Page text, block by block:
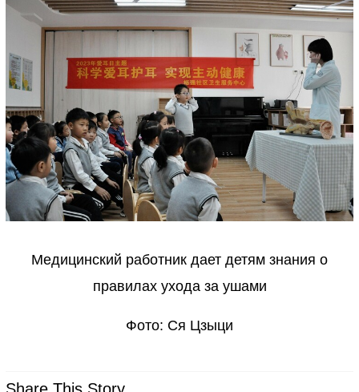
Медицинский работник дает детям знания о
правилах ухода за ушами
Фото: Ся Цзыци
Share This Story